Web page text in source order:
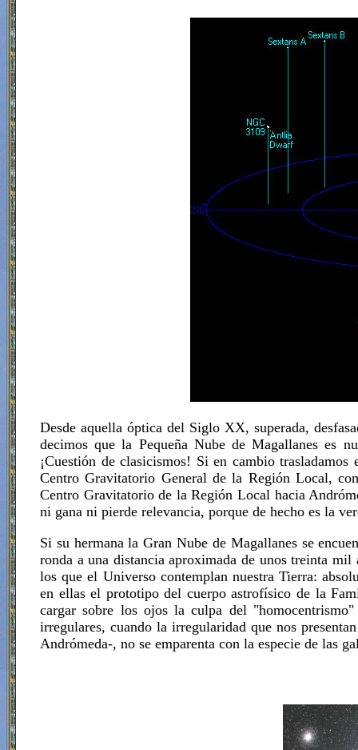
Desde aquella óptica del Siglo XX, superada,
decimos que la Pequeña Nube de Magallanes es
¡Cuestión de clasicismos! Si en cambio
Centro Gravitatorio General de la Región Local,
Centro Gravitatorio de la Región Local hacia
ni gana ni pierde relevancia, porque de hecho es la
Si su hermana la Gran Nube de Magallanes se
ronda a una distancia aproximada de unos treinta
los que el Universo contemplan nuestra Tierra:
en ellas el prototipo del cuerpo astrofísico de la
cargar sobre los ojos la culpa del
irregulares, cuando la irregularidad que nos
Andrómeda-, no se emparenta con la especie de las